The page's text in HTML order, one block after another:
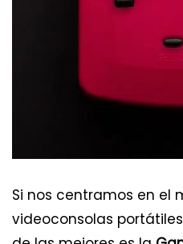
Si nos centramos en el
videoconsolas